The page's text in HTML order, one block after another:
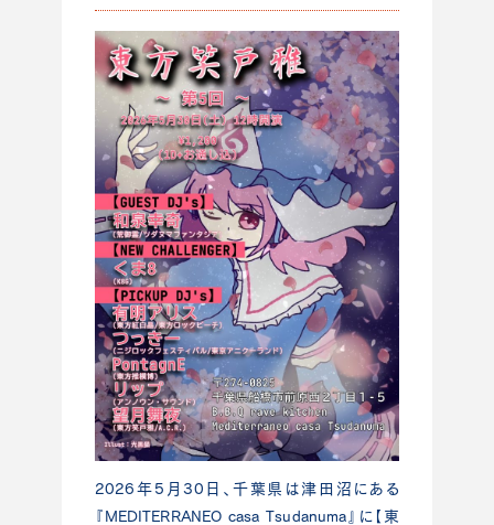
2026年5月30日、千葉県は津田沼にある
『MEDITERRANEO casa Tsudanuma』に【東